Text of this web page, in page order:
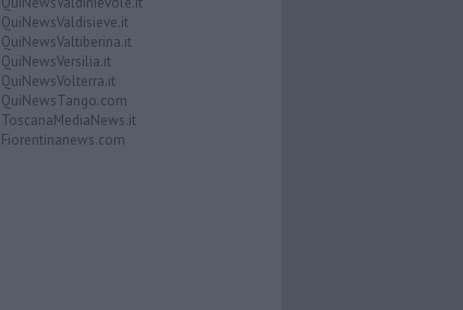
QuiNewsValdisieve.it
QuiNewsValtiberina.it
QuiNewsVersilia.it
QuiNewsVolterra.it
QuiNewsTango.com
ToscanaMediaNews.it
Fiorentinanews.com